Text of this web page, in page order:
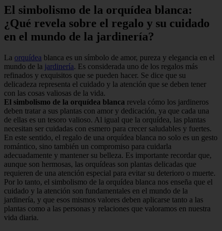
El simbolismo de la orquídea blanca:
¿Qué revela sobre el regalo y su cuidado
en el mundo de la jardinería?
La orquídea blanca es un símbolo de amor, pureza y elegancia en el
mundo de la jardinería. Es considerada uno de los regalos más
refinados y exquisitos que se pueden hacer. Se dice que su
delicadeza representa el cuidado y la atención que se deben tener
con las cosas valiosas de la vida.
El simbolismo de la orquídea blanca revela cómo los jardineros
deben tratar a sus plantas con amor y dedicación, ya que cada una
de ellas es un tesoro valioso. Al igual que la orquídea, las plantas
necesitan ser cuidadas con esmero para crecer saludables y fuertes.
En este sentido, el regalo de una orquídea blanca no solo es un gesto
romántico, sino también un compromiso para cuidarla
adecuadamente y mantener su belleza. Es importante recordar que,
aunque son hermosas, las orquídeas son plantas delicadas que
requieren de una atención especial para evitar su deterioro o muerte.
Por lo tanto, el simbolismo de la orquídea blanca nos enseña que el
cuidado y la atención son fundamentales en el mundo de la
jardinería, y que esos mismos valores deben aplicarse tanto a las
plantas como a las personas y relaciones que valoramos en nuestra
vida diaria.